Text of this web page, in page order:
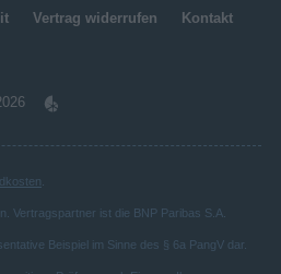
Vertrag widerrufen Kontakt
Vertragspartner ist die BNP Paribas S.A.
Beispiel im Sinne des § 6a PangV dar.